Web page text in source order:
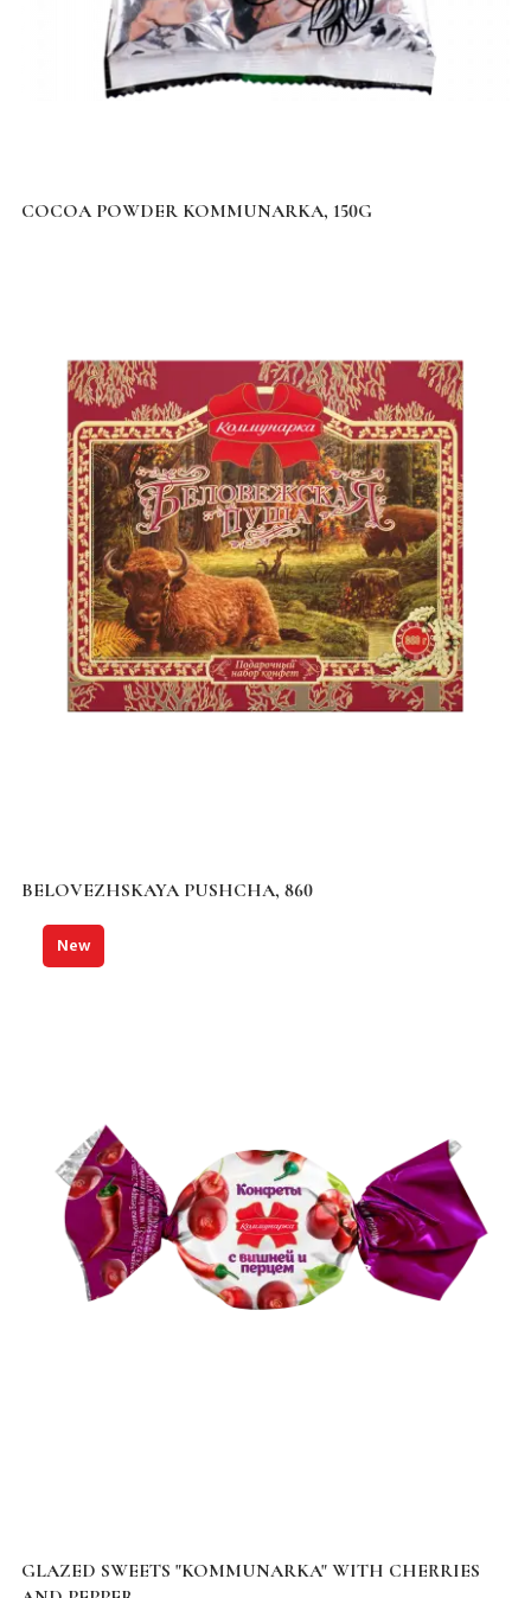
COCOA POWDER KOMMUNARKA, 150G
BELOVEZHSKAYA PUSHCHA, 860
New
GLAZED SWEETS "KOMMUNARKA" WITH CHERRIES